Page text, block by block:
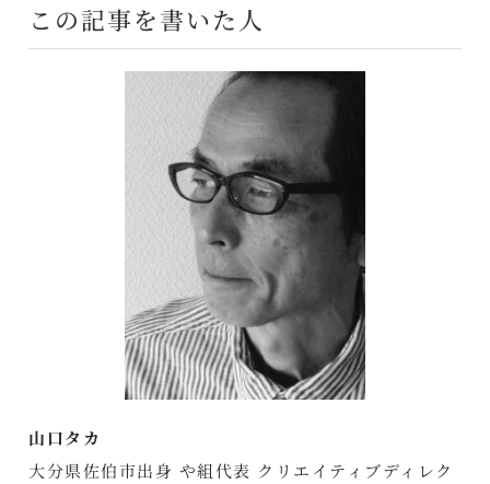
この記事を書いた人
山口タカ
大分県佐伯市出身 や組代表 クリエイティブディレク